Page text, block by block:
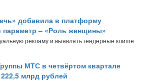
добавила в платформу
параметр – «Роль женщины»
рекламу и выявлять гендерные клише
МТС в четвёртом квартале
млрд рублей